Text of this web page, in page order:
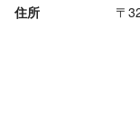
住所 〒